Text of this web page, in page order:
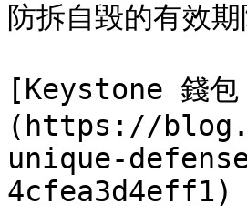
防拆自毀的有效
[Keystone 錢
(https://
unique-